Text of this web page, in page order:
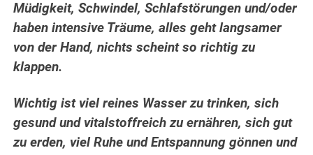
Müdigkeit, Schwindel, Schlafstörungen und/oder
haben intensive Träume, alles geht langsamer
von der Hand, nichts scheint so richtig zu
klappen.
Wichtig ist viel reines Wasser zu trinken, sich
gesund und vitalstoffreich zu ernähren, sich gut
zu erden, viel Ruhe und Entspannung gönnen und